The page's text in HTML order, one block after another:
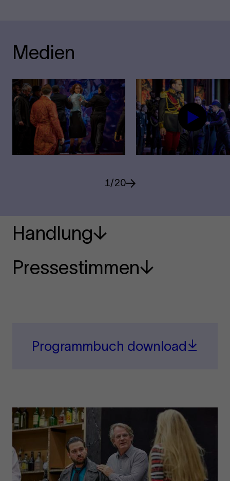
Medien
1/20
Handlung
Pressestimmen
Programmbuch download